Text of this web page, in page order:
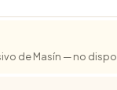
de Masín — no